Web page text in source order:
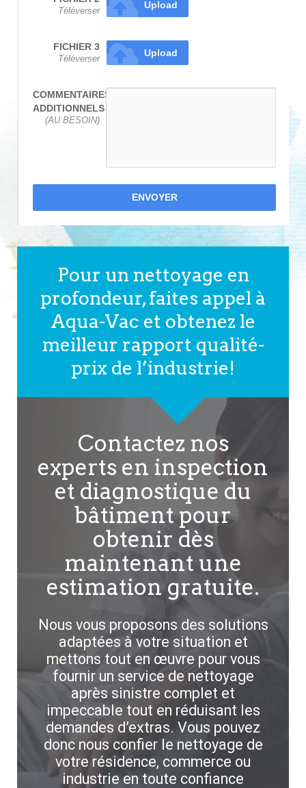
Téléverser
Upload
FICHIER 3
Téléverser
Upload
COMMENTAIRES
ADDITIONNELS
(AU BESOIN)
ENVOYER
Pour un nettoyage en
profondeur, faites appel à
Aqua-Vac et obtenez le
meilleur rapport qualité-
prix de l’industrie!
Contactez nos
experts en inspection
et diagnostique du
bâtiment pour
obtenir dès
maintenant une
estimation gratuite.
Nous vous proposons des solutions
adaptées à votre situation et
mettons tout en œuvre pour vous
fournir un service de nettoyage
après sinistre complet et
impeccable tout en réduisant les
demandes d’extras. Vous pouvez
donc nous confier le nettoyage de
votre résidence, commerce ou
industrie en toute confiance